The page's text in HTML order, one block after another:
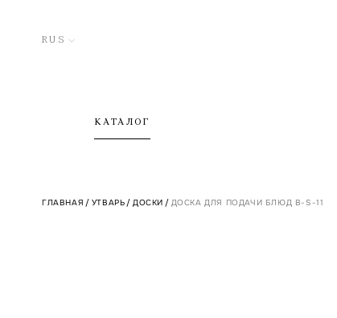
RUS
КАТАЛОГ
ГЛАВНАЯ / УТВАРЬ / ДОСКИ / ДОСКА ДЛЯ ПОДАЧИ БЛЮД B-S-11